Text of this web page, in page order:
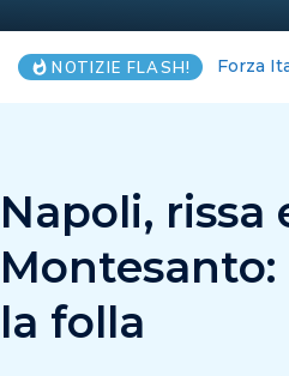
NOTIZIE FLASH!
Napoli, rissa
la folla